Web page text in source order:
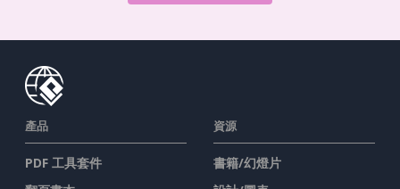
產品
PDF 工具套件
資源
書籍/幻燈片